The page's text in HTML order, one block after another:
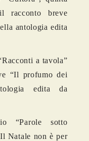
racconto breve
antologia edita
a tavola”
“Il profumo dei
edita da
“Parole sotto
Natale non è per